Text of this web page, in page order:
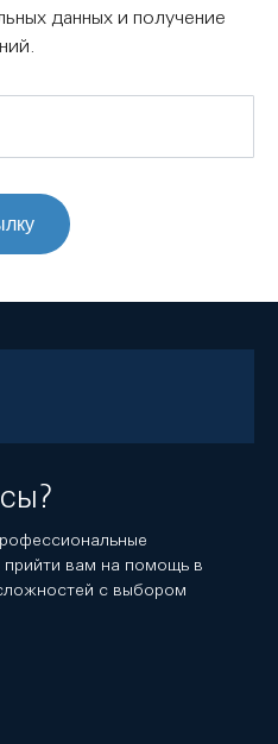
данных и получение
прийти вам на помощь в
с выбором